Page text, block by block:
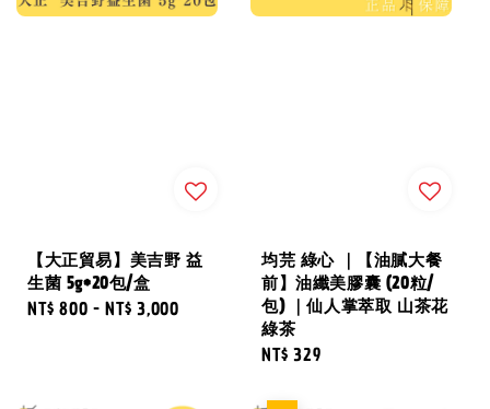
【大正貿易】美吉野 益
生菌 5g*20包/盒
Regular
NT$ 800 -NT$ 3,000
均芫 綠心 ｜【油膩大餐
前】油纖美膠囊 (20粒/
包) ｜仙人掌萃取 山茶花
綠茶
Regular
NT$ 329